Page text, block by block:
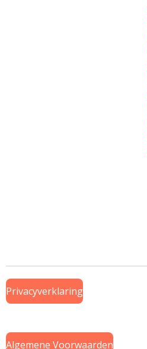
Privacyverklaring
Algemene Voorwaarden